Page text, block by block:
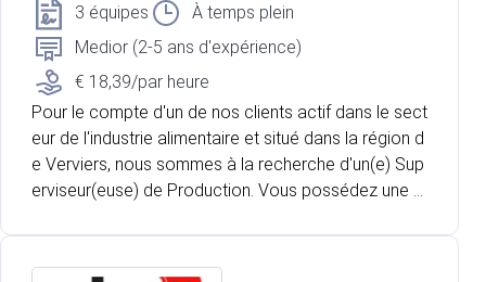
3 équipes
À temps plein
Medior (2-5 ans d'expérience)
€ 18,39/par heure
Pour le compte d'un de nos clients actif dans le sect
eur de l'industrie alimentaire et situé dans la région d
e Verviers, nous sommes à la recherche d'un(e) Sup
erviseur(euse) de Production. Vous possédez une p
u industriel et souhaitez rejoindre une entreprise en p
leine croissance ? Vous aimez coordonner les opér